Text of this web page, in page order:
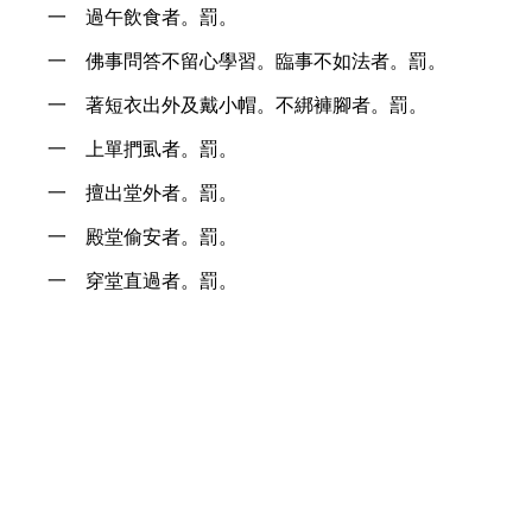
一 過午飲食者。罰。
一 佛事問答不留心學習。臨事不如法者。罰。
一 著短衣出外及戴小帽。不綁褲腳者。罰。
一 上單捫虱者。罰。
一 擅出堂外者。罰。
一 殿堂偷安者。罰。
一 穿堂直過者。罰。